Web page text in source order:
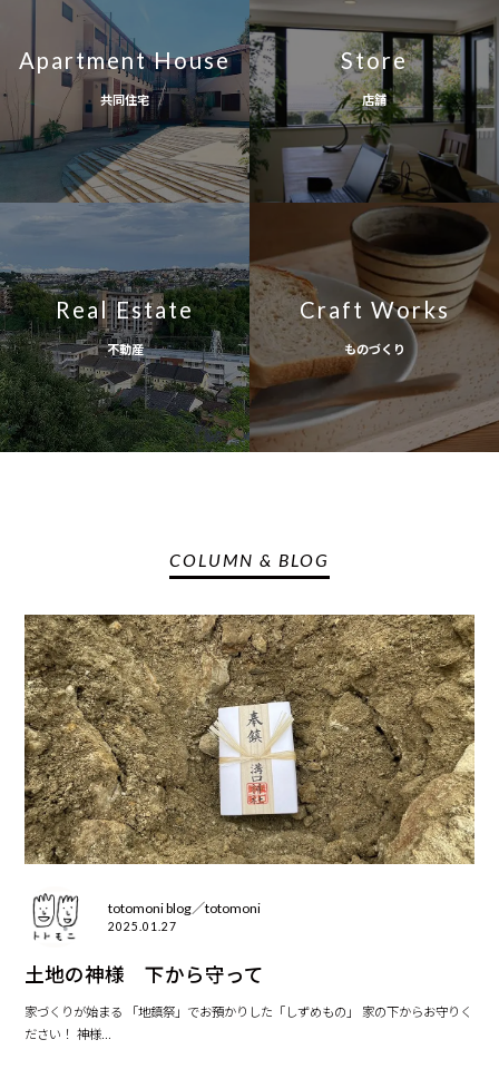
Apartment House
共同住宅
Store
店舗
Real Estate
不動産
Craft Works
ものづくり
COLUMN & BLOG
totomoni blog／totomoni
2025.01.27
土地の神様 下から守って
家づくりが始まる 「地鎮祭」でお預かりした「しずめもの」 家の下からお守りく
ださい！ 神様...